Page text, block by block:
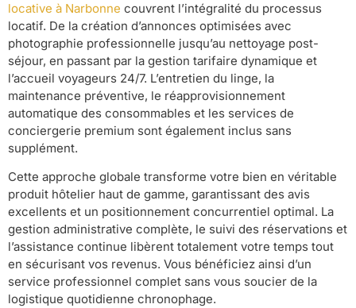
locative à Narbonne couvrent l’intégralité du processus
locatif. De la création d’annonces optimisées avec
photographie professionnelle jusqu’au nettoyage post-
séjour, en passant par la gestion tarifaire dynamique et
l’accueil voyageurs 24/7. L’entretien du linge, la
maintenance préventive, le réapprovisionnement
automatique des consommables et les services de
conciergerie premium sont également inclus sans
supplément.
Cette approche globale transforme votre bien en véritable
produit hôtelier haut de gamme, garantissant des avis
excellents et un positionnement concurrentiel optimal. La
gestion administrative complète, le suivi des réservations et
l’assistance continue libèrent totalement votre temps tout
en sécurisant vos revenus. Vous bénéficiez ainsi d’un
service professionnel complet sans vous soucier de la
logistique quotidienne chronophage.